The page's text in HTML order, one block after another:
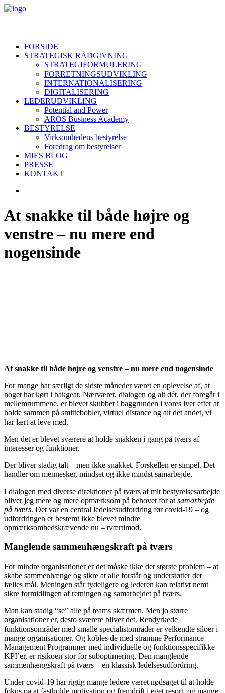
FORSIDE
STRATEGISK RÅDGIVNING
STRATEGIFORMULERING
FORRETNINGSUDVIKLING
INTERNATIONALISERING
DIGITALISERING
LEDERUDVIKLING
Potential and Power
AROS Business Academy
BESTYRELSE
Virksomhedens bestyrelse
Foredrag om bestyrelser
MIES BLOG
PRESSE
KONTAKT
At snakke til både højre og
venstre – nu mere end
nogensinde
At snakke til både højre og venstre – nu mere end nogensinde
For mange har særligt de sidste måneder været en oplevelse af, at
noget har kørt i bakgear. Nærværet, dialogen og alt dét, der foregår i
mellemrummene, er blevet skubbet i baggrunden i vores iver efter at
holde sammen på smittebobler, virtuel distance og alt det andet, vi
har lært at leve med.
Men det er blevet sværere at holde snakken i gang på tværs af
interesser og funktioner.
Der bliver stadig talt – men ikke snakket. Forskellen er simpel. Det
handler om mennesker, mindset og ikke mindst samarbejde.
I dialogen med diverse direktioner på tværs af mit bestyrelsesarbejde
bliver jeg mere og mere opmærksom på behovet for at samarbejde
på tværs. Det var en central ledelsesudfordring før covid-19 – og
udfordringen er bestemt ikke blevet mindre
opmærksomhedskrævende nu – tværtimod.
Manglende sammenhængskraft på tværs
For mindre organisationer er det måske ikke det største problem – at
skabe sammenhænge og sikre at alle forstår og understøtter det
fælles mål. Meningen står tydeligere og lederen kan relativt nemt
sikre formidlingen af retningen og samarbejdet på tværs.
Man kan stadig “se” alle på teams skærmen. Men jo større
organisationer er, desto sværere bliver det. Rendyrkede
funktionsområder med smalle specialistområder er velkendte siloer i
mange organisationer. Og kobles de med stramme Performance
Management Programmer med individuelle og funktionsspecifikke
KPI’er, er risikoen stor for suboptimering. Den manglende
sammenhængskraft på tværs – en klassisk ledelsesudfordring.
Under covid-19 har rigtig mange ledere været nødsaget til at holde